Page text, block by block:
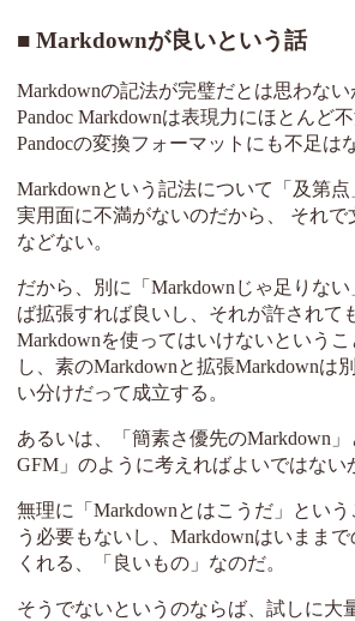
Markdownが良いという話
Markdownの記法が完璧だとは思わな
Pandoc Markdownは表現力にほとんど不
Pandocの変換フォーマットにも不足は
Markdownという記法について「及第点
実用面に不満がないのだから、 それで
などない。
だから、別に「Markdownじゃ足りな
ば拡張すれば良いし、それが許されて
Markdownを使ってはいけないというこ
し、素のMarkdownと拡張Markdownは
い分けだって成立する。
あるいは、「簡素さ優先のMarkdown
GFM」のように考えればよいではない
無理に「Markdownとはこうだ」とい
う必要もないし、Markdownはいまま
くれる、「良いもの」なのだ。
そうでないというのならば、試しに大